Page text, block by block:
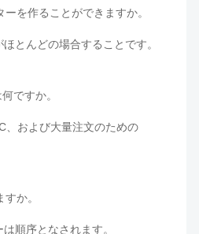
を作ることができますか。
とんどの場合することです。
ですか。
、および大量注文のための
か。
順序となされます。